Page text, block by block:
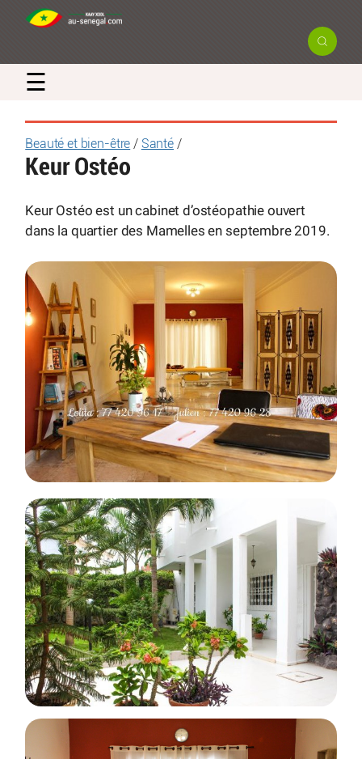
☰
Beauté et bien-être / Santé/
Keur Ostéo
Keur Ostéo est un cabinet d’ostéopathie ouvert
dans la quartier des Mamelles en septembre 2019.